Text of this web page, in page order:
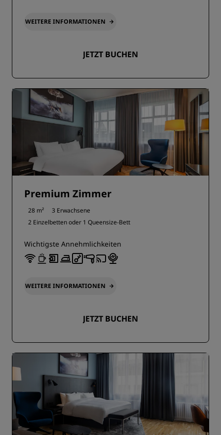
WEITERE INFORMATIONEN
JETZT BUCHEN
Premium Zimmer
28 m²
3 Erwachsene
2 Einzelbetten oder 1 Queensize-Bett
Wichtigste Annehmlichkeiten
WEITERE INFORMATIONEN
JETZT BUCHEN